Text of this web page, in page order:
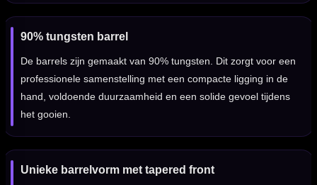
90% tungsten barrel
De barrels zijn gemaakt van 90% tungsten. Dit zorgt voor een
professionele samenstelling met een compacte ligging in de
hand, voldoende duurzaamheid en een solide gevoel tijdens
het gooien.
Unieke barrelvorm met tapered front